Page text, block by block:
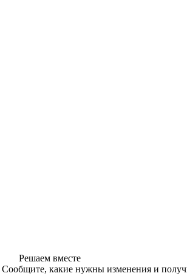
Решаем вместе
Сообщите, какие нужны изменения и